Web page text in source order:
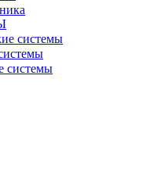
системы
системы